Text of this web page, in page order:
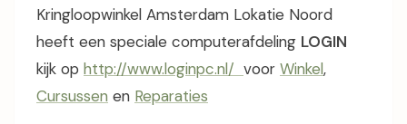
Kringloopwinkel Amsterdam Lokatie Noord
heeft een speciale computerafdeling LOGIN
kijk op http://www.loginpc.nl/ voor Winkel,
Cursussen en Reparaties